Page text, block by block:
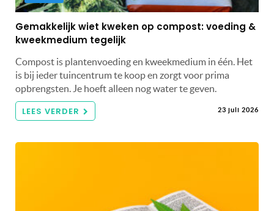
Gemakkelijk wiet kweken op compost: voeding &
kweekmedium tegelijk
Compost is plantenvoeding en kweekmedium in één. Het
is bij ieder tuincentrum te koop en zorgt voor prima
opbrengsten. Je hoeft alleen nog water te geven.
LEES VERDER 23 juli 2026